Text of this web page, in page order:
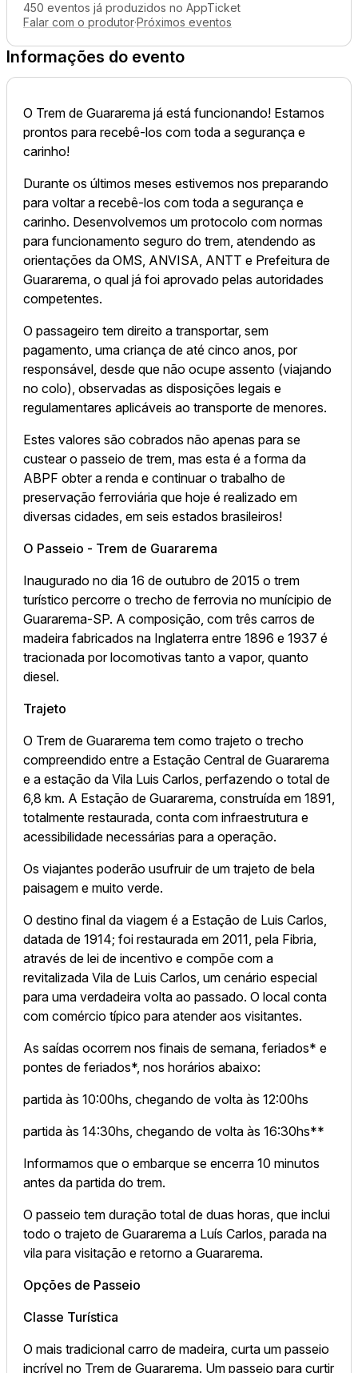
450 eventos já produzidos no AppTicket
Falar com o produtor·Próximos eventos
Informações do evento
O Trem de Guararema já está funcionando! Estamos
prontos para recebê-los com toda a segurança e
carinho!
Durante os últimos meses estivemos nos preparando
para voltar a recebê-los com toda a segurança e
carinho. Desenvolvemos um protocolo com normas
para funcionamento seguro do trem, atendendo as
orientações da OMS, ANVISA, ANTT e Prefeitura de
Guararema, o qual já foi aprovado pelas autoridades
competentes.
O passageiro tem direito a transportar, sem
pagamento, uma criança de até cinco anos, por
responsável, desde que não ocupe assento (viajando
no colo), observadas as disposições legais e
regulamentares aplicáveis ao transporte de menores.
Estes valores são cobrados não apenas para se
custear o passeio de trem, mas esta é a forma da
ABPF obter a renda e continuar o trabalho de
preservação ferroviária que hoje é realizado em
diversas cidades, em seis estados brasileiros!
O Passeio - Trem de Guararema
Inaugurado no dia 16 de outubro de 2015 o trem
turístico percorre o trecho de ferrovia no munícipio de
Guararema-SP. A composição, com três carros de
madeira fabricados na Inglaterra entre 1896 e 1937 é
tracionada por locomotivas tanto a vapor, quanto
diesel.
Trajeto
O Trem de Guararema tem como trajeto o trecho
compreendido entre a Estação Central de Guararema
e a estação da Vila Luis Carlos, perfazendo o total de
6,8 km. A Estação de Guararema, construída em 1891,
totalmente restaurada, conta com infraestrutura e
acessibilidade necessárias para a operação.
Os viajantes poderão usufruir de um trajeto de bela
paisagem e muito verde.
O destino final da viagem é a Estação de Luis Carlos,
datada de 1914; foi restaurada em 2011, pela Fibria,
através de lei de incentivo e compõe com a
revitalizada Vila de Luis Carlos, um cenário especial
para uma verdadeira volta ao passado. O local conta
com comércio típico para atender aos visitantes.
As saídas ocorrem nos finais de semana, feriados* e
pontes de feriados*, nos horários abaixo:
partida às 10:00hs, chegando de volta às 12:00hs
partida às 14:30hs, chegando de volta às 16:30hs**
Informamos que o embarque se encerra 10 minutos
antes da partida do trem.
O passeio tem duração total de duas horas, que inclui
todo o trajeto de Guararema a Luís Carlos, parada na
vila para visitação e retorno a Guararema.
Opções de Passeio
Classe Turística
O mais tradicional carro de madeira, curta um passeio
incrível no Trem de Guararema. Um passeio para curtir